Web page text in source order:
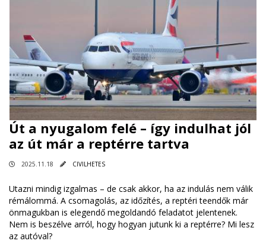
Út a nyugalom felé – így indulhat jól
az út már a reptérre tartva
2025.11.18 CIVILHETES
Utazni mindig izgalmas – de csak akkor, ha az indulás nem válik
rémálommá. A csomagolás, az időzítés, a reptéri teendők már
önmagukban is elegendő megoldandó feladatot jelentenek.
Nem is beszélve arról, hogy hogyan jutunk ki a reptérre? Mi lesz
az autóval?